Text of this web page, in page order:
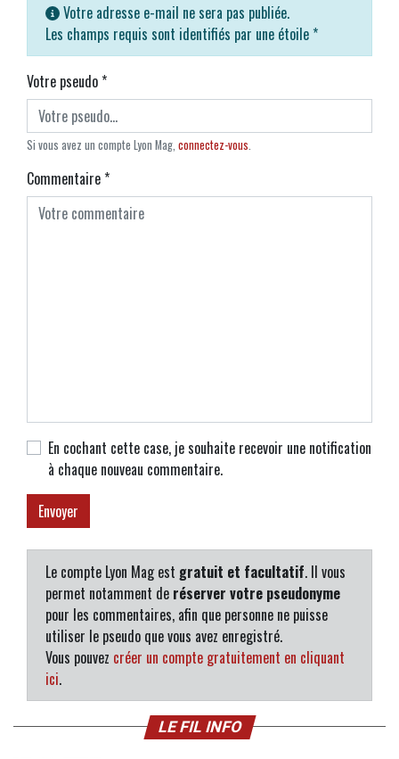
Votre adresse e-mail ne sera pas publiée.
Les champs requis sont identifiés par une étoile *
Votre pseudo*
Si vous avez un compte Lyon Mag, connectez-vous
Commentaire*
En cochant cette case, je souhaite recevoir une notification
à chaque nouveau commentaire.
Le compte Lyon Mag est gratuit et facultatif. Il vous
permet notamment de réserver votre pseudonyme
pour les commentaires, afin que personne ne puisse
utiliser le pseudo que vous avez enregistré.
Vous pouvez créer un compte gratuitement en cliquant
ici.
LE FIL INFO